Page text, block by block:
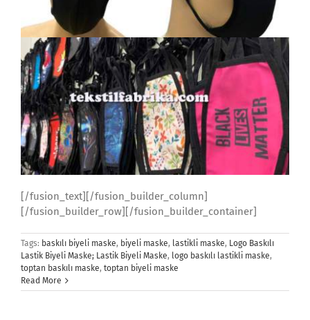
[/fusion_text][/fusion_builder_column]
[/fusion_builder_row][/fusion_builder_container]
Tags: baskılı biyeli maske, biyeli maske, lastikli maske, Logo Baskılı
Lastik Biyeli Maske; Lastik Biyeli Maske, logo baskılı lastikli maske,
toptan baskılı maske, toptan biyeli maske
Read More